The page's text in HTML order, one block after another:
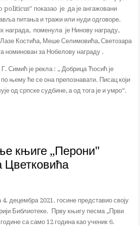
politicus'' показао је да је ангажовани
питања и тражи или нуди одговоре.
награда, поменула је Нинову награду,
Костића, Меше Селимовића, Светозара
номинован за Нобелову награду .
Симић је рекла : „ Добрица Ћосић је
њему ће се она препознавати. Писац који
од српске судбине, а од тога је и умро“.
књиге „Перони"
Цветковића
децембра 2021. госине представио своју
Библиотеке. Прву књигу песма „Први
са само 12 година као ученик 6.